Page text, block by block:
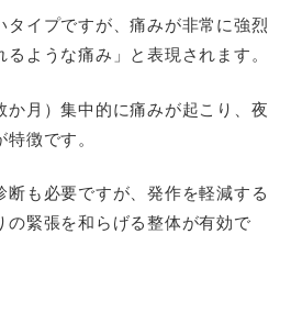
タイプですが、痛みが非常に強烈
ような痛み」と表現されます。
か月）集中的に痛みが起こり、夜
徴です。
断も必要ですが、発作を軽減する
の緊張を和らげる整体が有効で